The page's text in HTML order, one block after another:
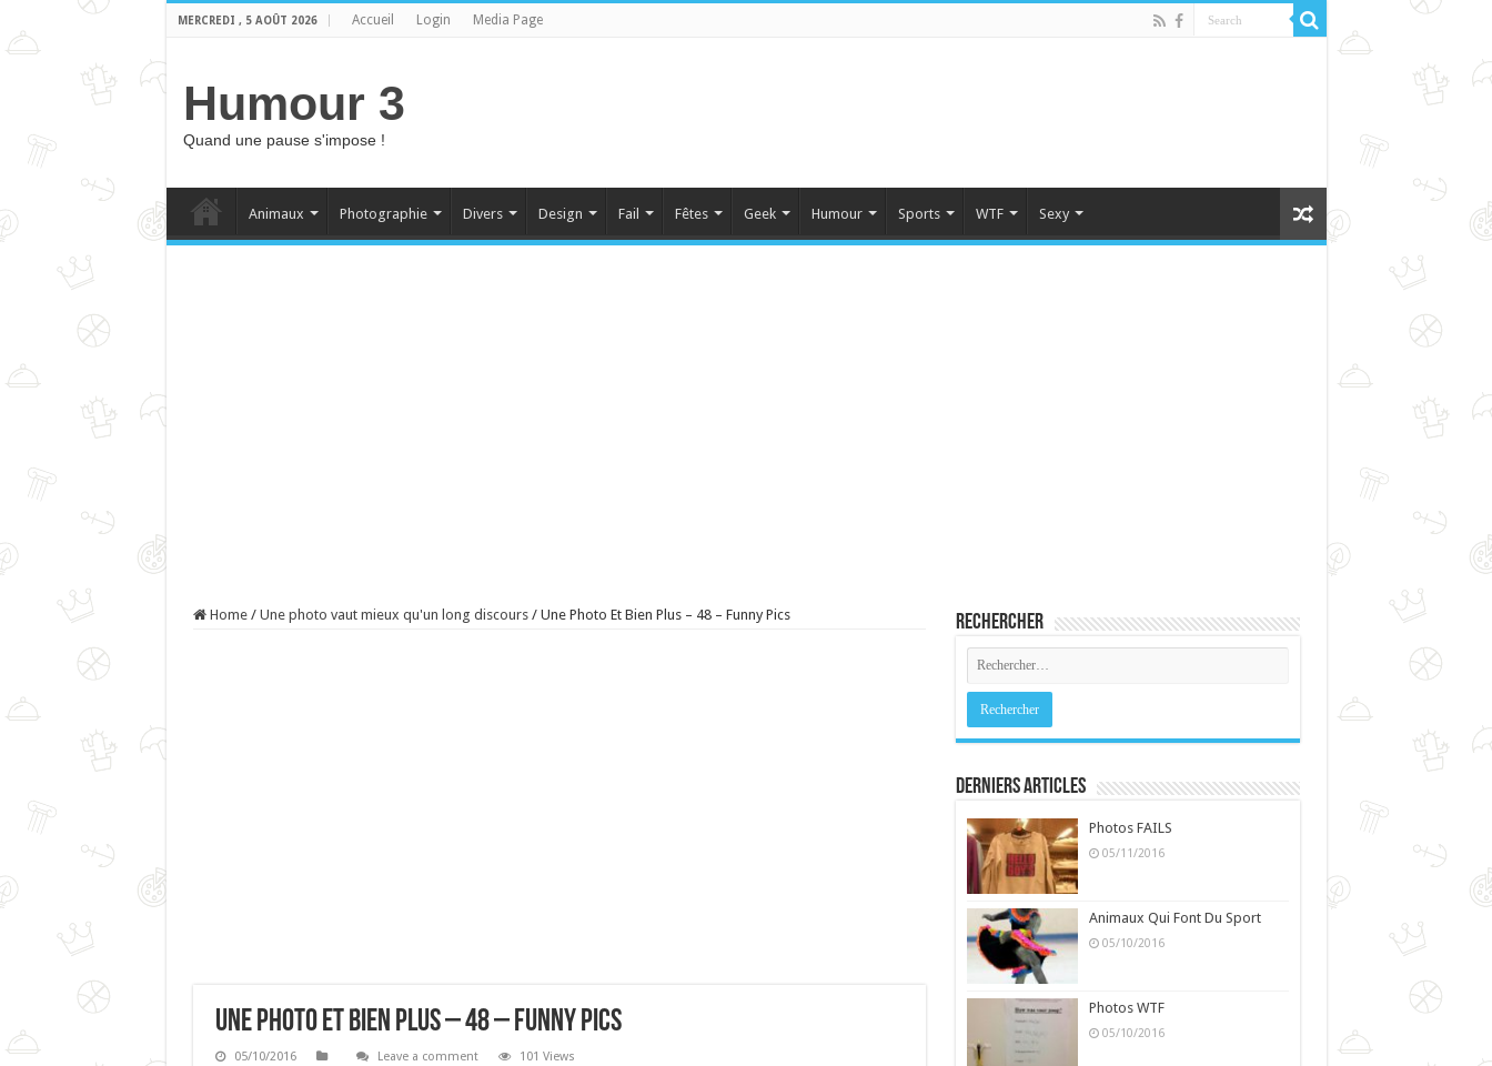
MERCREDI , 5 AOÛT 2026 Accueil Login Media Page
Humour 3
Quand une pause s'impose !
Animaux Photographie Divers Design Fail Fêtes Geek Humour Sports WTF Sexy
Home / Une photo vaut mieux qu'un long discours / Une Photo Et Bien Plus – 48 – Funny Pics
Une Photo Et Bien Plus – 48 – Funny Pics
05/10/2016 Leave a comment 101 Views
Rechercher
Derniers Articles
Photos FAILS
05/11/2016
Animaux Qui Font Du Sport
05/10/2016
Photos WTF
05/10/2016